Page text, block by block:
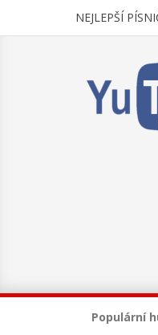
NEJLEPŠÍ
Populární